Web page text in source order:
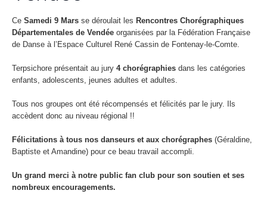
Ce Samedi 9 Mars se déroulait les Rencontres Chorégraphiques
Départementales de Vendée organisées par la Fédération Française
de Danse à l’Espace Culturel René Cassin de Fontenay-le-Comte.
Terpsichore présentait au jury 4 chorégraphies dans les catégories
enfants, adolescents, jeunes adultes et adultes.
Tous nos groupes ont été récompensés et félicités par le jury. Ils
accèdent donc au niveau régional !!
Félicitations à tous nos danseurs et aux chorégraphes (Géraldine,
Baptiste et Amandine) pour ce beau travail accompli.
Un grand merci à notre public fan club pour son soutien et ses
nombreux encouragements.